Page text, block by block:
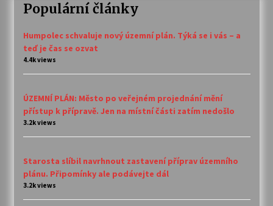
Populární články
Humpolec schvaluje nový územní plán. Týká se i vás – a
teď je čas se ozvat
4.4k views
ÚZEMNÍ PLÁN: Město po veřejném projednání mění
přístup k přípravě. Jen na místní části zatím nedošlo
3.2k views
Starosta slíbil navrhnout zastavení příprav územního
plánu. Připomínky ale podávejte dál
3.2k views